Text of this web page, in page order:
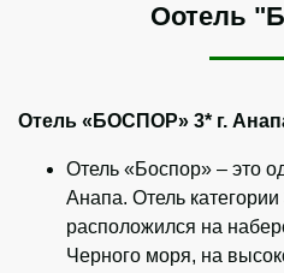
Оотель
Отель «БОСПОР» 3* г.
Отель «Боспор» – это
Анапа. Отель
расположился на
Черного моря, на